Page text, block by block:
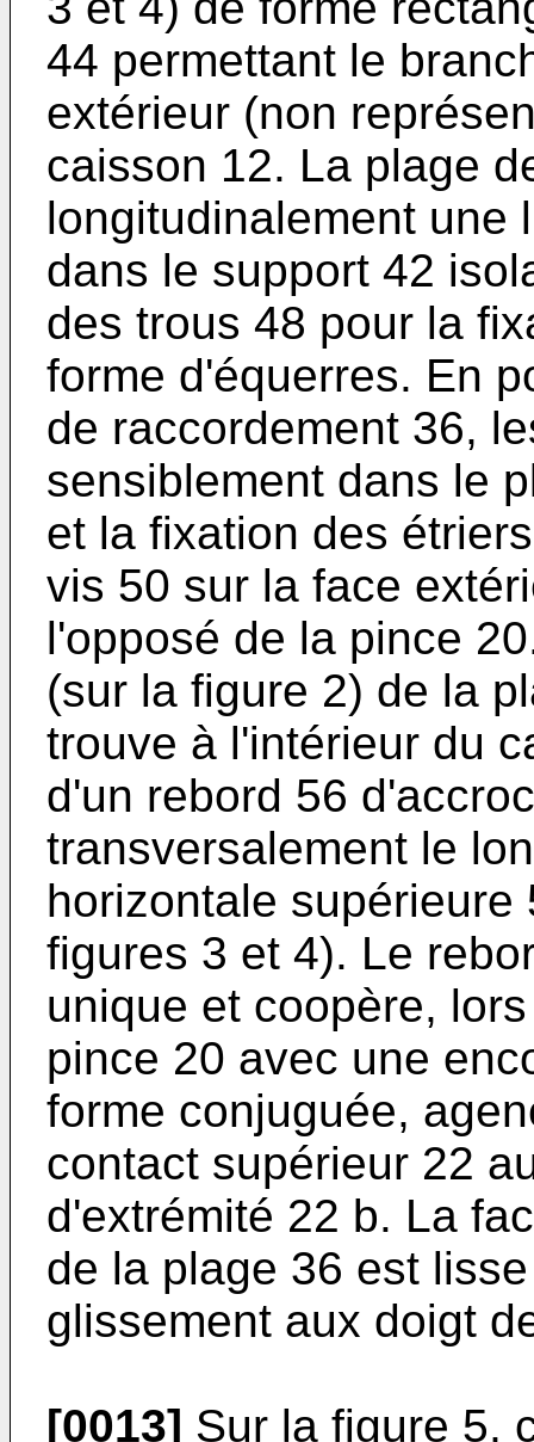
44 permettant le
extérieur (non
caisson 12. La plage
longitudina­lement une
dans le support 42
des trous 48 pour la
forme d'équerres. En
de raccordement 36,
sensiblement dans le
et la fixation des
vis 50 sur la face
l'opposé de la pince
(sur la figure 2) de la
trouve à l'intérieur du
d'un rebord 56
transversalement le
horizontale
figures 3 et 4). Le
unique et coopère,
pince 20 avec une
forme conjuguée,
contact supérieur 22
d'extrémité 22 b. La
de la plage 36 est
glissement aux doigt
[0013] Sur la figure 5,